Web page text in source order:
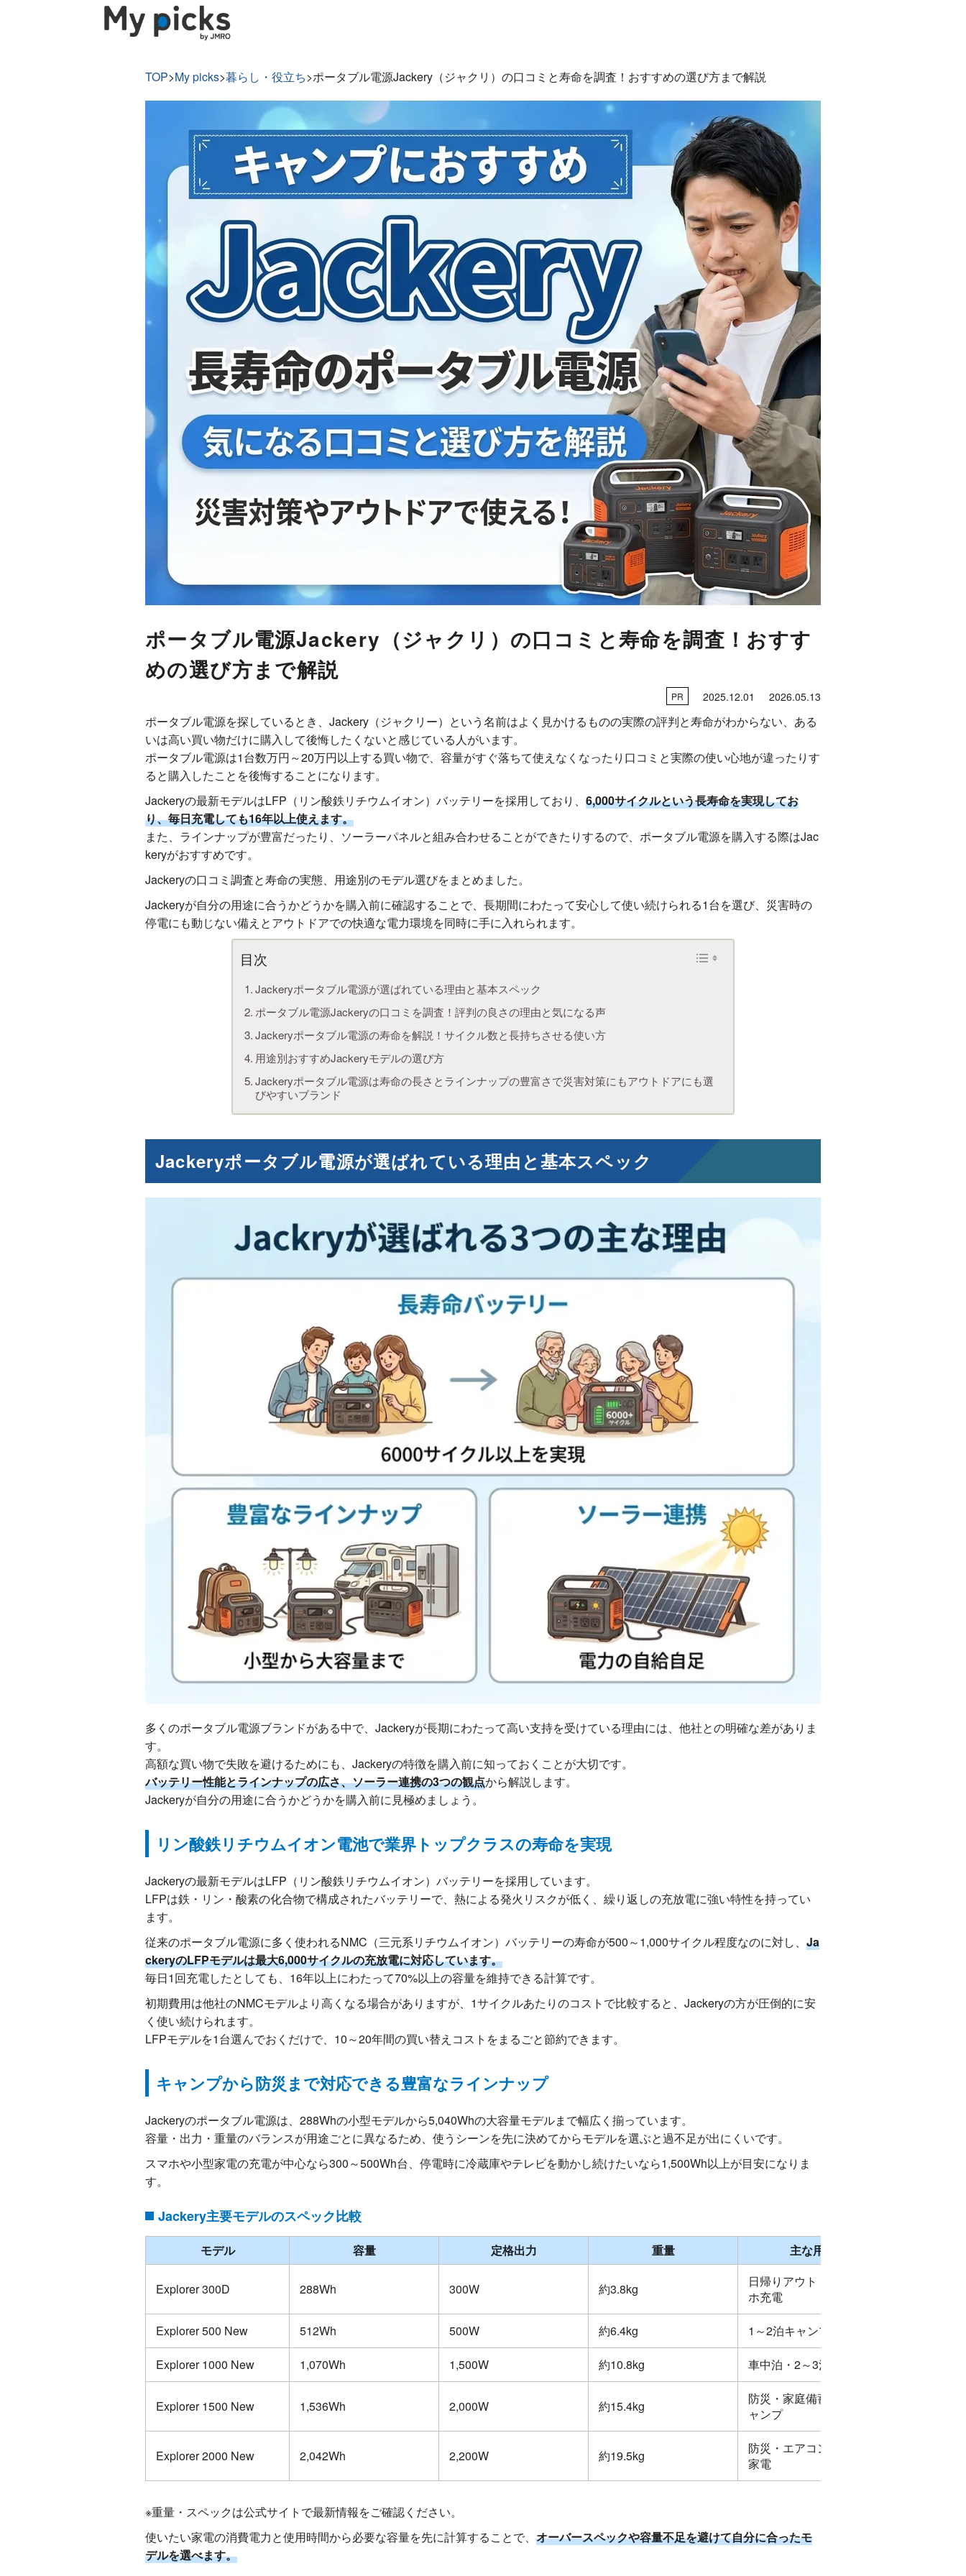
TOP>My picks>暮らし・役立ち>ポータブル電源Jackery（ジャクリ）の口コミと寿命を調査！おすすめの選び方まで解説
ポータブル電源Jackery（ジャクリ）の口コミと寿命を調査！おすす
めの選び方まで解説
PR 2025.12.01 2026.05.13
ポータブル電源を探しているとき、Jackery（ジャクリー）という名前はよく見かけるものの実際の評判と寿命がわからない、ある
いは高い買い物だけに購入して後悔したくないと感じている人がいます。
ポータブル電源は1台数万円～20万円以上する買い物で、容量がすぐ落ちて使えなくなったり口コミと実際の使い心地が違ったりす
ると購入したことを後悔することになります。
Jackeryの最新モデルはLFP（リン酸鉄リチウムイオン）バッテリーを採用しており、 6,000サイクルという長寿命を実現してお
り、毎日充電しても16年以上使えます。
また、ラインナップが豊富だったり、ソーラーパネルと組み合わせることができたりするので、ポータブル電源を購入する際はJac
keryがおすすめです。
Jackeryの口コミ調査と寿命の実態、用途別のモデル選びをまとめました。
Jackeryが自分の用途に合うかどうかを購入前に確認することで、長期間にわたって安心して使い続けられる1台を選び、災害時の
停電にも動じない備えとアウトドアでの快適な電力環境を同時に手に入れられます。
Jackeryポータブル電源が選ばれている理由と基本スペック
ポータブル電源Jackeryの口コミを調査！評判の良さの理由と気になる声
Jackeryポータブル電源の寿命を解説！サイクル数と長持ちさせる使い方
用途別おすすめJackeryモデルの選び方
Jackeryポータブル電源は寿命の長さとラインナップの豊富さで災害対策にもアウトドアにも選
びやすいブランド
Jackeryポータブル電源が選ばれている理由と基本スペック
多くのポータブル電源ブランドがある中で、Jackeryが長期にわたって高い支持を受けている理由には、他社との明確な差がありま
す。
高額な買い物で失敗を避けるためにも、Jackeryの特徴を購入前に知っておくことが大切です。
バッテリー性能とラインナップの広さ、ソーラー連携の3つの観点から解説します。
Jackeryが自分の用途に合うかどうかを購入前に見極めましょう。
リン酸鉄リチウムイオン電池で業界トップクラスの寿命を実現
Jackeryの最新モデルはLFP（リン酸鉄リチウムイオン）バッテリーを採用しています。
LFPは鉄・リン・酸素の化合物で構成されたバッテリーで、熱による発火リスクが低く、繰り返しの充放電に強い特性を持ってい
ます。
従来のポータブル電源に多く使われるNMC（三元系リチウムイオン）バッテリーの寿命が500～1,000サイクル程度なのに対し、 Ja
ckeryのLFPモデルは最大6,000サイクルの充放電に対応しています。
毎日1回充電したとしても、16年以上にわたって70%以上の容量を維持できる計算です。
初期費用は他社のNMCモデルより高くなる場合がありますが、1サイクルあたりのコストで比較すると、Jackeryの方が圧倒的に安
く使い続けられます。
LFPモデルを1台選んでおくだけで、10～20年間の買い替えコストをまるごと節約できます。
キャンプから防災まで対応できる豊富なラインナップ
Jackeryのポータブル電源は、288Whの小型モデルから5,040Whの大容量モデルまで幅広く揃っています。
容量・出力・重量のバランスが用途ごとに異なるため、使うシーンを先に決めてからモデルを選ぶと過不足が出にくいです。
スマホや小型家電の充電が中心なら300～500Wh台、停電時に冷蔵庫やテレビを動かし続けたいなら1,500Wh以上が目安になりま
す。
Jackery主要モデルのスペック比較
モデル 容量 定格出力 重量 主な用途
Explorer 300D 288Wh 300W 約3.8kg
日帰りアウトドア・スマ
ホ充電
Explorer 500 New 512Wh 500W 約6.4kg 1～2泊キャンプ
Explorer 1000 New 1,070Wh 1,500W 約10.8kg 車中泊・2～3泊キャンプ
Explorer 1500 New 1,536Wh 2,000W 約15.4kg
防災・家庭備蓄・長期キ
ャンプ
Explorer 2000 New 2,042Wh 2,200W 約19.5kg
防災・エアコン・高出力
家電
※重量・スペックは公式サイトで最新情報をご確認ください。
使いたい家電の消費電力と使用時間から必要な容量を先に計算することで、 オーバースペックや容量不足を避けて自分に合ったモ
デルを選べます。